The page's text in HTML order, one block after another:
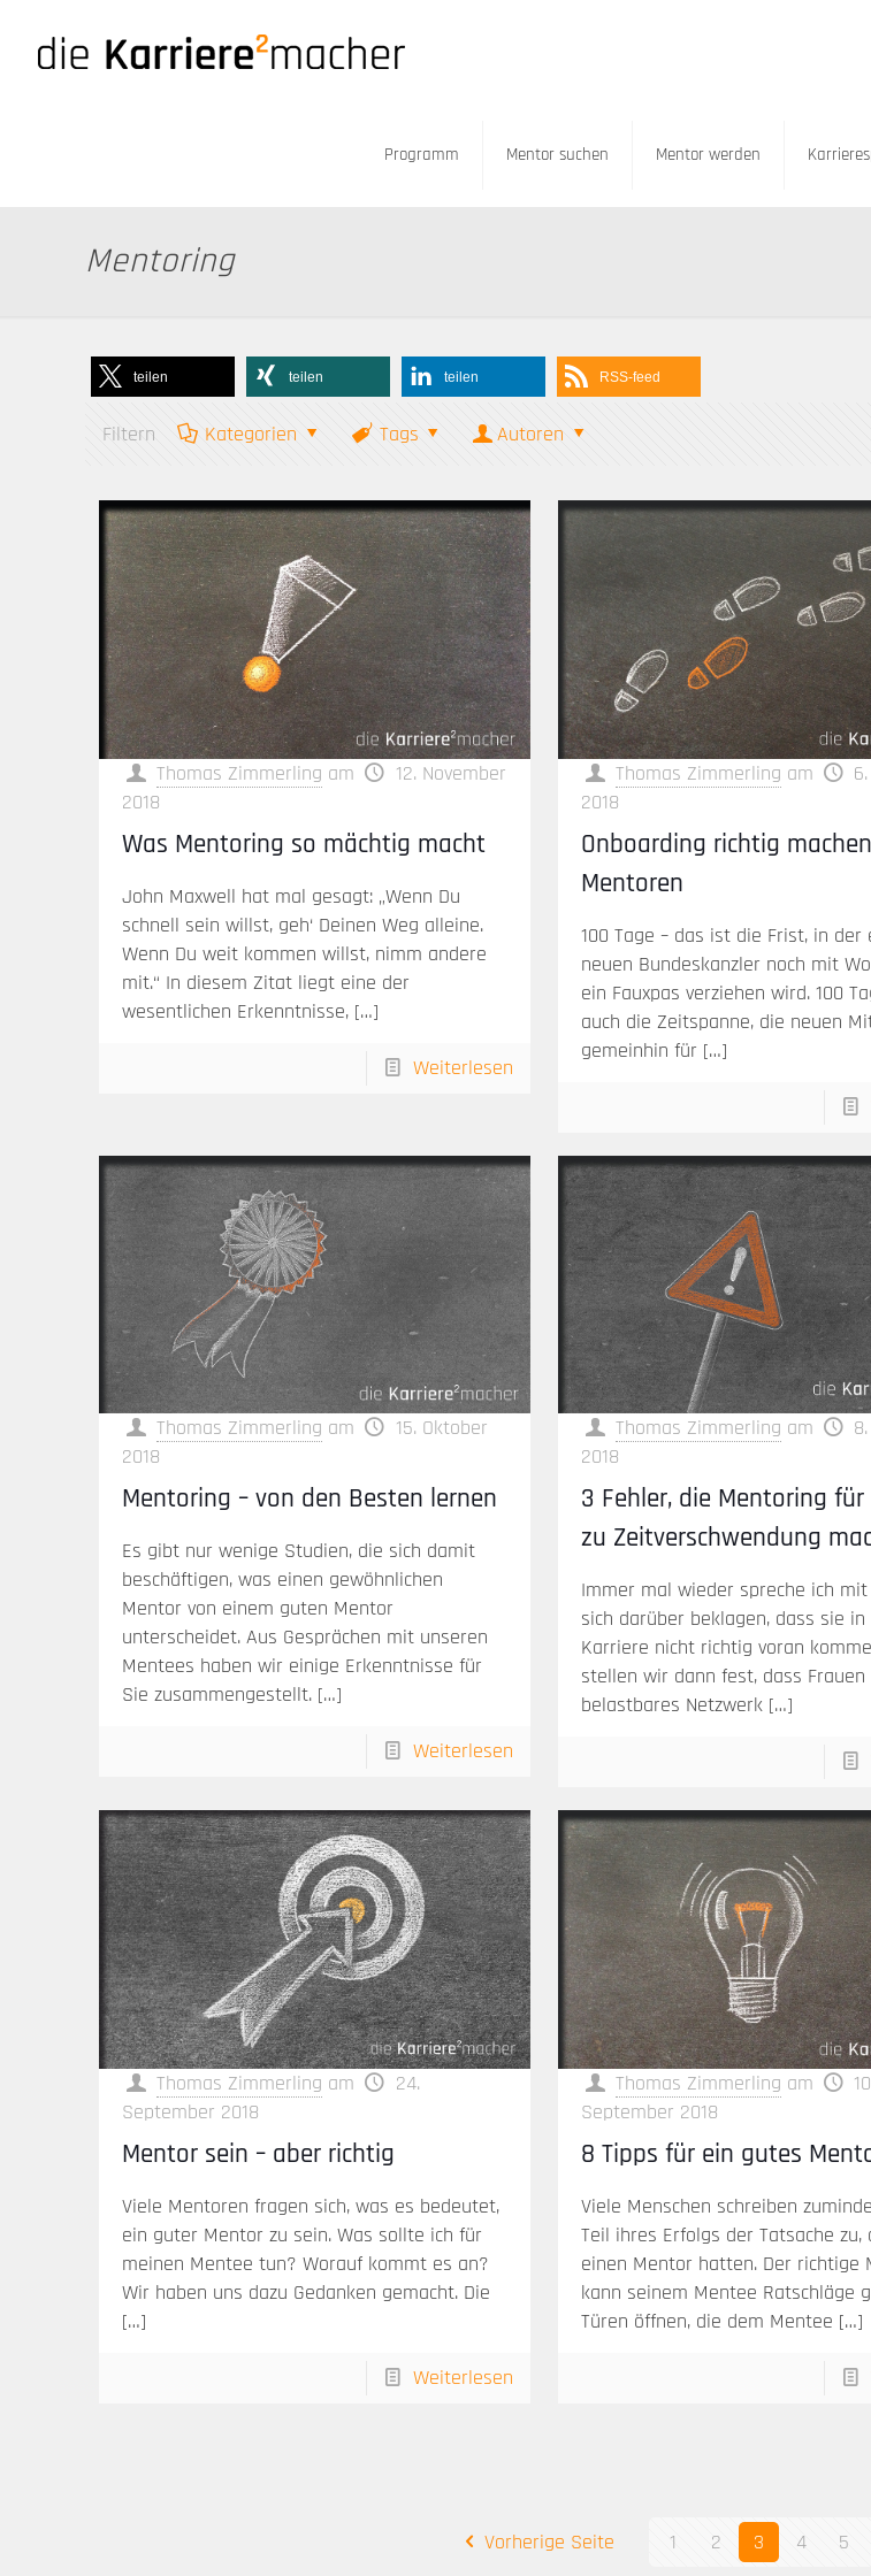
Programm Mentor suchen Mentor werden
Mentoring
teilen teilen teilen RSS-feed
Filtern Kategorien Tags Autoren
Thomas Zimmerling am
12. November
2018
Was Mentoring so mächtig macht
John Maxwell hat mal gesagt: „Wenn Du
schnell sein willst, geh‘ Deinen Weg alleine.
Wenn Du weit kommen willst, nimm andere
mit.“ In diesem Zitat liegt eine der
wesentlichen Erkenntnisse, […]
Weiterlesen
Thomas Zimmerling am
2018
Onboarding richtig
Mentoren
100 Tage – das ist die Frist, in der
neuen Bundeskanzler noch mit
ein Fauxpas verziehen wird. 100
auch die Zeitspanne, die neuen
gemeinhin für […]
Thomas Zimmerling am
15. Oktober
2018
Mentoring – von den Besten lernen
Es gibt nur wenige Studien, die sich damit
beschäftigen, was einen gewöhnlichen
Mentor von einem guten Mentor
unterscheidet. Aus Gesprächen mit unseren
Mentees haben wir einige Erkenntnisse für
Sie zusammengestellt. […]
Weiterlesen
Thomas Zimmerling am
2018
3 Fehler, die Mentoring für
zu Zeitverschwendung
Immer mal wieder spreche ich mit
sich darüber beklagen, dass sie
Karriere nicht richtig voran
stellen wir dann fest, dass Frauen
belastbares Netzwerk[…]
Thomas Zimmerling am
24.
September 2018
Mentor sein – aber richtig
Viele Mentoren fragen sich, was es bedeutet,
ein guter Mentor zu sein. Was sollte ich für
meinen Mentee tun? Worauf kommt es an?
Wir haben uns dazu Gedanken gemacht. Die
[…]
Weiterlesen
Thomas Zimmerling am
September 2018
8 Tipps für ein gutes
Viele Menschen schreiben
Teil ihres Erfolgs der Tatsache zu,
einen Mentor hatten. Der richtige
kann seinem Mentee Ratschläge
Türen öffnen, die dem Mentee […]
Vorherige Seite 1 2 3 4 5